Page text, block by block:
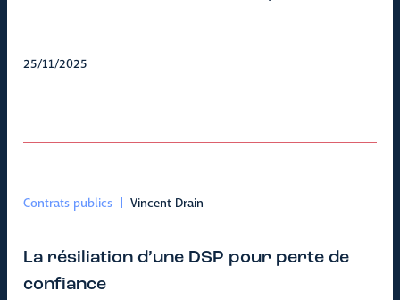
25/11/2025
Contrats publics Vincent Drain
La résiliation d’une DSP pour perte de
confiance